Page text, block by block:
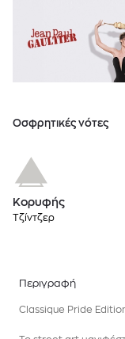
Oσφρητικές νότες
Κορυφής
Τζίντζερ
Περιγραφή
Classique Pride